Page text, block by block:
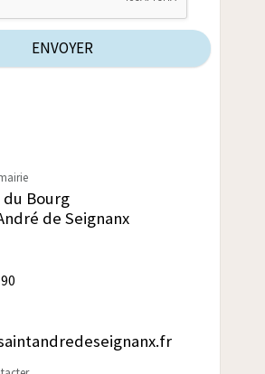
ENVOYER
du Bourg
de Seignanx